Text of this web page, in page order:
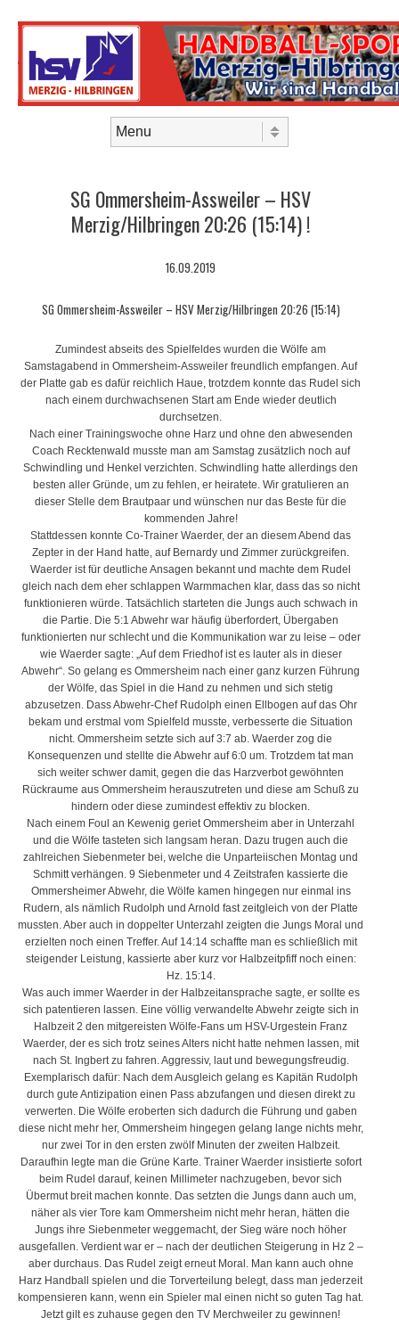
SG Ommersheim-Assweiler – HSV
Merzig/Hilbringen 20:26 (15:14) !
16.09.2019
SG Ommersheim-Assweiler – HSV Merzig/Hilbringen 20:26 (15:14)
Zumindest abseits des Spielfeldes wurden die Wölfe am
Samstagabend in Ommersheim-Assweiler freundlich empfangen. Auf
der Platte gab es dafür reichlich Haue, trotzdem konnte das Rudel sich
nach einem durchwachsenen Start am Ende wieder deutlich
durchsetzen.
Nach einer Trainingswoche ohne Harz und ohne den abwesenden
Coach Recktenwald musste man am Samstag zusätzlich noch auf
Schwindling und Henkel verzichten. Schwindling hatte allerdings den
besten aller Gründe, um zu fehlen, er heiratete. Wir gratulieren an
dieser Stelle dem Brautpaar und wünschen nur das Beste für die
kommenden Jahre!
Stattdessen konnte Co-Trainer Waerder, der an diesem Abend das
Zepter in der Hand hatte, auf Bernardy und Zimmer zurückgreifen.
Waerder ist für deutliche Ansagen bekannt und machte dem Rudel
gleich nach dem eher schlappen Warmmachen klar, dass das so nicht
funktionieren würde. Tatsächlich starteten die Jungs auch schwach in
die Partie. Die 5:1 Abwehr war häufig überfordert, Übergaben
funktionierten nur schlecht und die Kommunikation war zu leise – oder
wie Waerder sagte: „Auf dem Friedhof ist es lauter als in dieser
Abwehr“. So gelang es Ommersheim nach einer ganz kurzen Führung
der Wölfe, das Spiel in die Hand zu nehmen und sich stetig
abzusetzen. Dass Abwehr-Chef Rudolph einen Ellbogen auf das Ohr
bekam und erstmal vom Spielfeld musste, verbesserte die Situation
nicht. Ommersheim setzte sich auf 3:7 ab. Waerder zog die
Konsequenzen und stellte die Abwehr auf 6:0 um. Trotzdem tat man
sich weiter schwer damit, gegen die das Harzverbot gewöhnten
Rückraume aus Ommersheim herauszutreten und diese am Schuß zu
hindern oder diese zumindest effektiv zu blocken.
Nach einem Foul an Kewenig geriet Ommersheim aber in Unterzahl
und die Wölfe tasteten sich langsam heran. Dazu trugen auch die
zahlreichen Siebenmeter bei, welche die Unparteiischen Montag und
Schmitt verhängen. 9 Siebenmeter und 4 Zeitstrafen kassierte die
Ommersheimer Abwehr, die Wölfe kamen hingegen nur einmal ins
Rudern, als nämlich Rudolph und Arnold fast zeitgleich von der Platte
mussten. Aber auch in doppelter Unterzahl zeigten die Jungs Moral und
erzielten noch einen Treffer. Auf 14:14 schaffte man es schließlich mit
steigender Leistung, kassierte aber kurz vor Halbzeitpfiff noch einen:
Hz. 15:14.
Was auch immer Waerder in der Halbzeitansprache sagte, er sollte es
sich patentieren lassen. Eine völlig verwandelte Abwehr zeigte sich in
Halbzeit 2 den mitgereisten Wölfe-Fans um HSV-Urgestein Franz
Waerder, der es sich trotz seines Alters nicht hatte nehmen lassen, mit
nach St. Ingbert zu fahren. Aggressiv, laut und bewegungsfreudig.
Exemplarisch dafür: Nach dem Ausgleich gelang es Kapitän Rudolph
durch gute Antizipation einen Pass abzufangen und diesen direkt zu
verwerten. Die Wölfe eroberten sich dadurch die Führung und gaben
diese nicht mehr her, Ommersheim hingegen gelang lange nichts mehr,
nur zwei Tor in den ersten zwölf Minuten der zweiten Halbzeit.
Daraufhin legte man die Grüne Karte. Trainer Waerder insistierte sofort
beim Rudel darauf, keinen Millimeter nachzugeben, bevor sich
Übermut breit machen konnte. Das setzten die Jungs dann auch um,
näher als vier Tore kam Ommersheim nicht mehr heran, hätten die
Jungs ihre Siebenmeter weggemacht, der Sieg wäre noch höher
ausgefallen. Verdient war er – nach der deutlichen Steigerung in Hz 2 –
aber durchaus. Das Rudel zeigt erneut Moral. Man kann auch ohne
Harz Handball spielen und die Torverteilung belegt, dass man jederzeit
kompensieren kann, wenn ein Spieler mal einen nicht so guten Tag hat.
Jetzt gilt es zuhause gegen den TV Merchweiler zu gewinnen!